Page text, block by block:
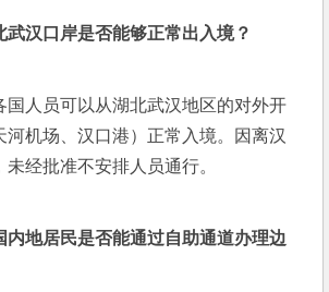
武汉口岸是否能够正常出入境？
国人员可以从湖北武汉地区的对外开
河机场、汉口港）正常入境。因离汉
未经批准不安排人员通行。
内地居民是否能通过自助通道办理边